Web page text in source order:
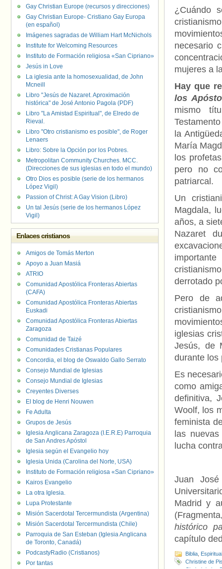
¿Cuándo
necesario
mujeres a
Hay que
los
mismo
la
María
los
pero no
patriarcal.
Un
Magdala,
años, a
Nazaret
derrotado
Pero de
iglesias
Jesús, de
durante los
Es
como
definitiva,
Woolf, los
feminista
las
lucha
Juan
Madrid y
histórico
capítulo
Biblia
Christine de
Gay Christian Europe (recursos y direcciones)
Gay Christian Europe- Cristiano Gay Europa
(en español)
Imágenes sagradas de William Hart McNichols
Institute for Welcoming Resources
Instituto de Formación religiosa «San Cipriano»
Jesús in Love
La iglesia ante la homosexualidad, de John
Mcneill
Libro "Jesús de Nazaret. Aproximación
histórica" de José Antonio Pagola (PDF)
Libro "La Amistad Espiritual", de Elredo de
Rieval.
Libro "Otro cristianismo es posible", de Roger
Lenaers
Libro: Sobre la Opción por los Pobres.
Metropolitan Community Churches. MCC.
(Direcciones de sus iglesias en todo el mundo)
Otro Dios es posible (serie de los hermanos
López Vigil)
Passion of Christ: A Gay Vision (Libro)
Un tal Jesús (serie de los hermanos López
Vigil)
Enlaces cristianos
Amigos de Tomás Merton
Apoyo a Juan Masiá
ATRIO
Comunidad Apostólica Fronteras Abiertas
(CAFA)
Comunidad Apostólica Fronteras Abiertas
Euskadi
Comunidad Apostólica Fronteras Abiertas
Zaragoza
Comunidad de Taizé
Comunidades Cristianas Populares
Concordia, el blog de Oswaldo Gallo Serrato
Consejo Mundial de Iglesias
Consejo Mundial de Iglesias
Creyentes Diverses
El blog de Henri Nouwen
Fe Adulta
Grupos de Jesús
Iglesia Anglicana Zaragoza (I.E.R.E) Parroquia
de San Andres Apóstol
Iglesia según el Evangelio hoy
Iglesia Unida (Carolina del Norte, USA)
Instituto de Formación religiosa «San Cipriano»
Kairos Evangelio
La otra Iglesia.
Lupa Protestante
Misión Sacerdotal Tercermundista (Argentina)
Misión Sacerdotal Tercermundista (Chile)
Parroquia de San Esteban (Iglesia Anglicana
de Toronto, Canadá)
PodcastyRadio (Cristianos)
Por tantas